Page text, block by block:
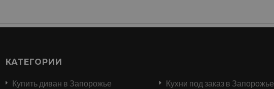
КАТЕГОРИИ
Купить диван в Запорожье
Кухни под заказ в Запорожье